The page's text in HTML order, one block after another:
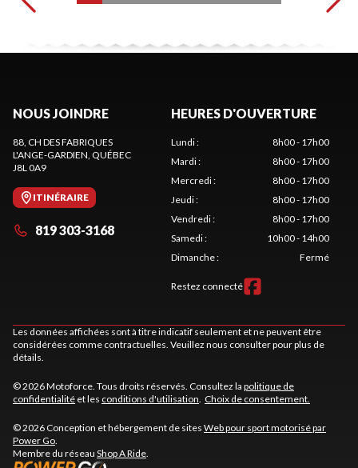
NOUS JOINDRE
88, CH DES FABRIQUES
L'ANGE-GARDIEN, QUÉBEC
J8L 0A9
ITINÉRAIRE
819 303-3168
HEURES D'OUVERTURE
Lundi:
8h00 - 17h00
Mardi:
8h00 - 17h00
Mercredi:
8h00 - 17h00
Jeudi:
8h00 - 17h00
Vendredi:
8h00 - 17h00
Samedi:
10h00 - 14h00
Dimanche: Fermé
Restez connecté
Les données affichées sont à titre indicatif seulement et ne peuvent être
considérées comme contractuelles. Veuillez nous consulter pour plus de
détails.
© 2026 Motoforce. Tous droits réservés. Consultez la politique de
confidentialité et les conditions d'utilisation. Choix de consentement.
© 2026 Conception et hébergement de sites Web pour sport motorisé par
Power Go.
Membre du réseau Shop A Ride.